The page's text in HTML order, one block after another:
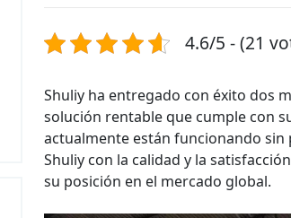
4.6/5 - (21
Shuliy ha entregado con éxito dos
solución rentable que cumple con
actualmente están funcionando sin
Shuliy con la calidad y la
su posición en el mercado global.